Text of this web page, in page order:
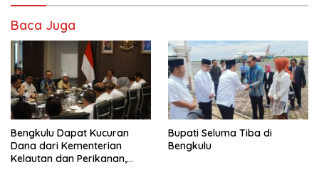
Baca Juga
Bengkulu Dapat Kucuran
Dana dari Kementerian
Kelautan dan Perikanan,
Bupati Seluma Tiba di
Bengkulu